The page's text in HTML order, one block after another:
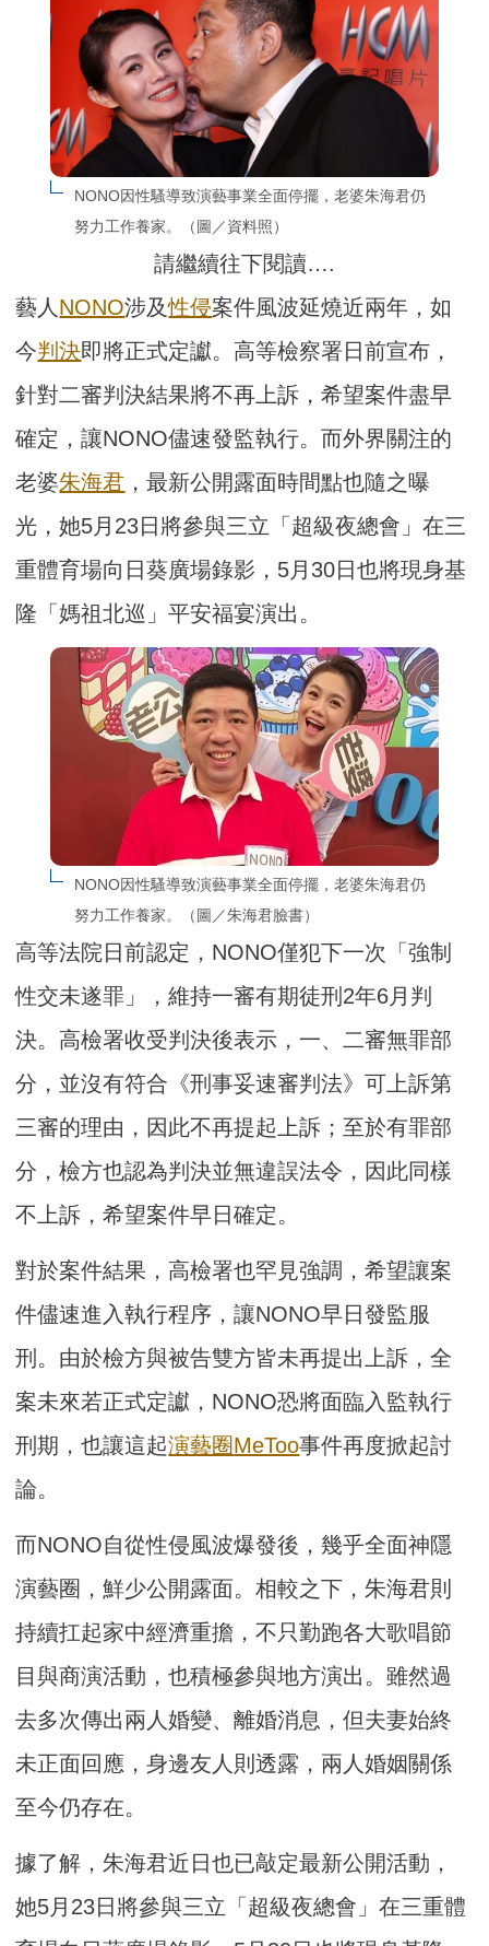
NONO因性騷導致演藝事業全面停擺，老婆朱海君仍
努力工作養家。（圖／資料照）
請繼續往下閱讀….
藝人 NONO涉及性侵案件風波延燒近兩年，如
今判決即將正式定讞。高等檢察署日前宣布，
針對二審判決結果將不再上訴，希望案件盡早
確定，讓NONO儘速發監執行。而外界關注的
老婆朱海君 ，最新公開露面時間點也隨之曝
光，她5月23日將參與三立「超級夜總會」在三
重體育場向日葵廣場錄影，5月30日也將現身基
隆「媽祖北巡」平安福宴演出。
NONO因性騷導致演藝事業全面停擺，老婆朱海君仍
努力工作養家。（圖／朱海君臉書）
高等法院日前認定，NONO僅犯下一次「強制
性交未遂罪」，維持一審有期徒刑2年6月判
決。高檢署收受判決後表示，一、二審無罪部
分，並沒有符合《刑事妥速審判法》可上訴第
三審的理由，因此不再提起上訴；至於有罪部
分，檢方也認為判決並無違誤法令，因此同樣
不上訴，希望案件早日確定。
對於案件結果，高檢署也罕見強調，希望讓案
件儘速進入執行程序，讓NONO早日發監服
刑。由於檢方與被告雙方皆未再提出上訴，全
案未來若正式定讞，NONO恐將面臨入監執行
刑期，也讓這起演藝圈MeToo事件再度掀起討
論。
而NONO自從性侵風波爆發後，幾乎全面神隱
演藝圈，鮮少公開露面。相較之下，朱海君則
持續扛起家中經濟重擔，不只勤跑各大歌唱節
目與商演活動，也積極參與地方演出。雖然過
去多次傳出兩人婚變、離婚消息，但夫妻始終
未正面回應，身邊友人則透露，兩人婚姻關係
至今仍存在。
據了解，朱海君近日也已敲定最新公開活動，
她5月23日將參與三立「超級夜總會」在三重體